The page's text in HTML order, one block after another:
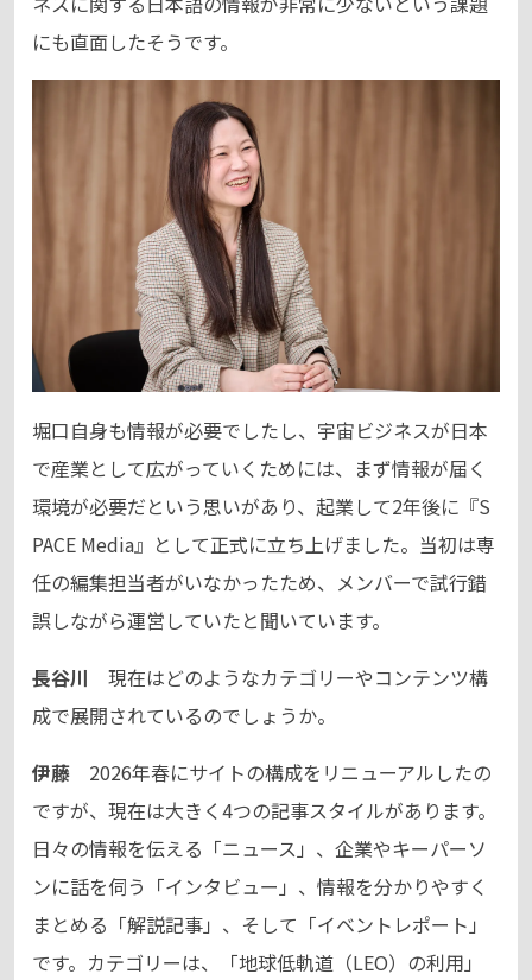
にも直面したそうです。
堀口自身も情報が必要でしたし、宇宙ビジネスが日本
で産業として広がっていくためには、まず情報が届く
環境が必要だという思いがあり、起業して2年後に『S
PACE Media』として正式に立ち上げました。当初は専
任の編集担当者がいなかったため、メンバーで試行錯
誤しながら運営していたと聞いています。
長谷川 現在はどのようなカテゴリーやコンテンツ構
成で展開されているのでしょうか。
伊藤 2026年春にサイトの構成をリニューアルしたの
ですが、現在は大きく4つの記事スタイルがあります。
日々の情報を伝える「ニュース」、企業やキーパーソ
ンに話を伺う「インタビュー」、情報を分かりやすく
まとめる「解説記事」、そして「イベントレポート」
です。カテゴリーは、「地球低軌道（LEO）の利用」